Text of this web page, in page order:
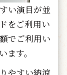
い演目が並
をご利用い
でご利用い
す。